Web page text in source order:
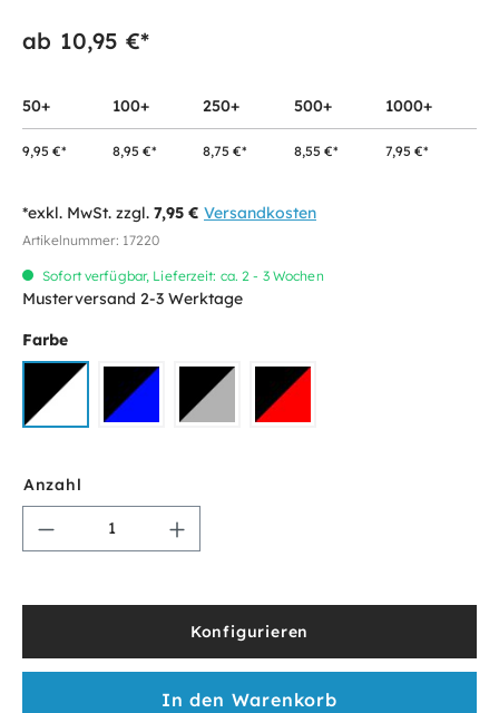
ab 10,95 €*
50+ 100+ 250+ 500+ 1000+
9,95 €* 8,95 €* 8,75 €* 8,55 €* 7,95 €*
*exkl. MwSt. zzgl. 7,95 € Versandkosten
Artikelnummer: 17220
Sofort verfügbar, Lieferzeit: ca. 2 - 3 Wochen
Musterversand 2-3 Werktage
Farbe
Anzahl
Konfigurieren
In den Warenkorb